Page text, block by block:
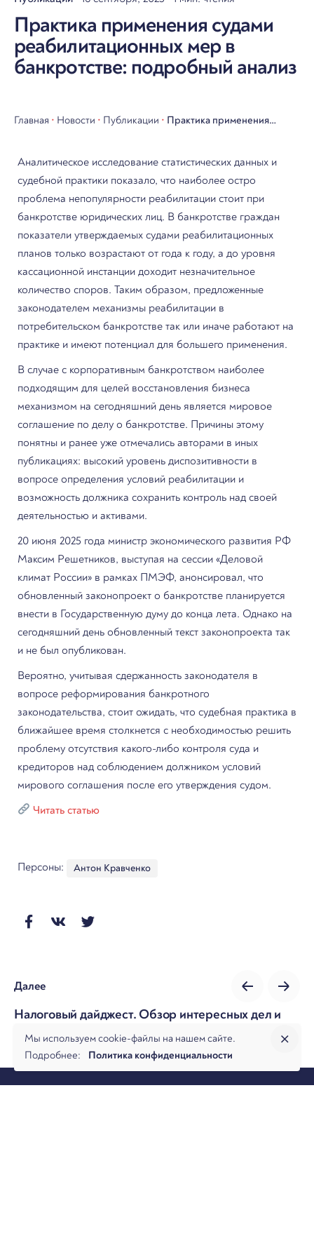
Практика применения судами
реабилитационных мер в
банкротстве: подробный анализ
Главная • Новости • Публикации • Практика применения
мер в банкротстве:
подробный анализ
Аналитическое исследование статистических данных и
судебной практики показало, что наиболее остро
проблема непопулярности реабилитации стоит при
банкротстве юридических лиц. В банкротстве граждан
показатели утверждаемых судами реабилитационных
планов только возрастают от года к году, а до уровня
кассационной инстанции доходит незначительное
количество споров. Таким образом, предложенные
законодателем механизмы реабилитации в
потребительском банкротстве так или иначе работают на
практике и имеют потенциал для большего применения.
В случае с корпоративным банкротством наиболее
подходящим для целей восстановления бизнеса
механизмом на сегодняшний день является мировое
соглашение по делу о банкротстве. Причины этому
понятны и ранее уже отмечались авторами в иных
публикациях: высокий уровень диспозитивности в
вопросе определения условий реабилитации и
возможность должника сохранить контроль над своей
деятельностью и активами.
20 июня 2025 года министр экономического развития РФ
Максим Решетников, выступая на сессии «Деловой
климат России» в рамках ПМЭФ, анонсировал, что
обновленный законопроект о банкротстве планируется
внести в Государственную думу до конца лета. Однако на
сегодняшний день обновленный текст законопроекта так
и не был опубликован.
Вероятно, учитывая сдержанность законодателя в
вопросе реформирования банкротного
законодательства, стоит ожидать, что судебная практика в
ближайшее время столкнется с необходимостью решить
проблему отсутствия какого-либо контроля суда и
кредиторов над соблюдением должником условий
мирового соглашения после его утверждения судом.
Читать статью
Персоны: Антон Кравченко
Далее
Налоговый дайджест. Обзор интересных дел и
новостей за август 2025
Мы используем cookie-файлы на нашем сайте.
Подробнее: Политика конфиденциальности